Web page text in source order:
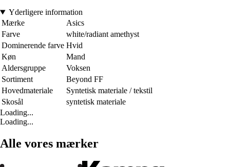
Yderligere information
Mærke
Asics
Farve
white/radiant amethyst
Dominerende farve Hvid
Køn
Mand
Aldersgruppe
Voksen
Sortiment
Beyond FF
Hovedmateriale
Syntetisk materiale / tekstil
Skosål
syntetisk materiale
Loading...
Loading...
Alle vores mærker